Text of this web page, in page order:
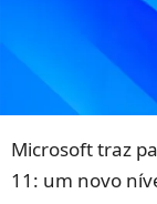
Microsoft traz
11: um novo